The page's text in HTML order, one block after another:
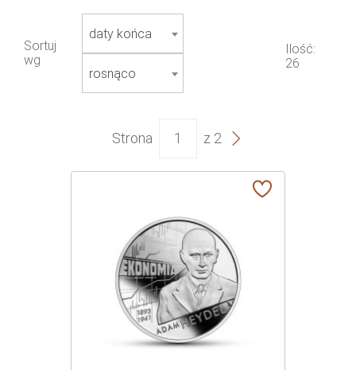
Sortuj
wg
daty końca
rosnąco
Ilość:
26
Strona z 2